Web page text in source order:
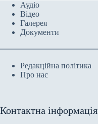
Аудіо
Відео
Галерея
Документи
Редакційна політика
Про нас
Контактна інформація